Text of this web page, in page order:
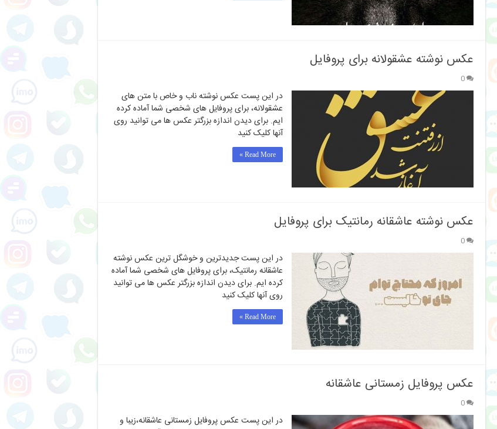
عکس نوشته عشقولانه برای پروفایل
0
در این پست عکس نوشته ناب و خاص با متن های
عشقولانه، برای پروفایل های شخصی شما آماده کرده
ایم. برای دیدن اندازه بزرگتر عکس ها می توانید روی
آنها کلیک کنید
Read More »
عکس نوشته عاشقانه رمانتیک برای پروفایل
0
در این پست جدیدترین و خوشگل ترین عکس نوشته
عاشقانه رمانتیک، برای پروفایل های شخصی شما آماده
کرده ایم. برای دیدن اندازه بزرگتر عکس ها می توانید
روی آنها کلیک کنید
Read More »
عکس پروفایل زمستانی عاشقانه
0
در این پست عکس پروفایل زمستانی عاشقانه،زیبا و